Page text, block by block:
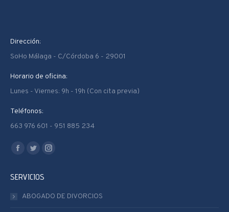
Dirección:
SoHo Málaga - C/Córdoba 6 - 29001
Horario de oficina:
Lunes - Viernes: 9h - 19h (Con cita previa)
Teléfonos:
663 976 601 - 951 885 234
Encuéntranos en:
Facebook
opens
Twitter
opens
in
Instagram
in
SERVICIOS
ABOGADO DE DIVORCIOS